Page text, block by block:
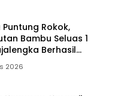
Rokok,
Bambu Seluas 1
Berhasil
2026